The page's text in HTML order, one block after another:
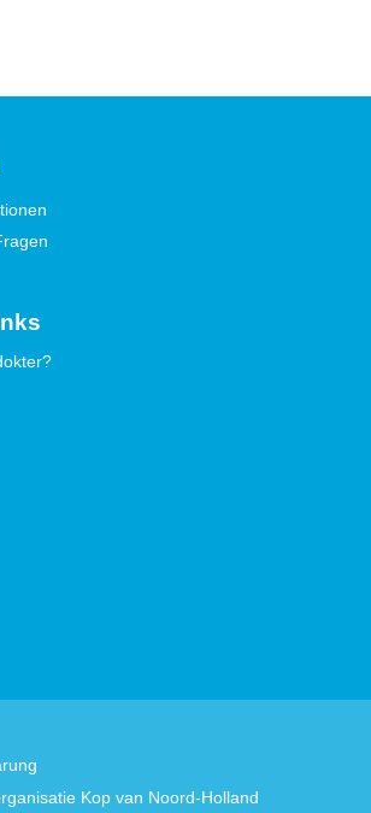
Kop van Noord-Holland